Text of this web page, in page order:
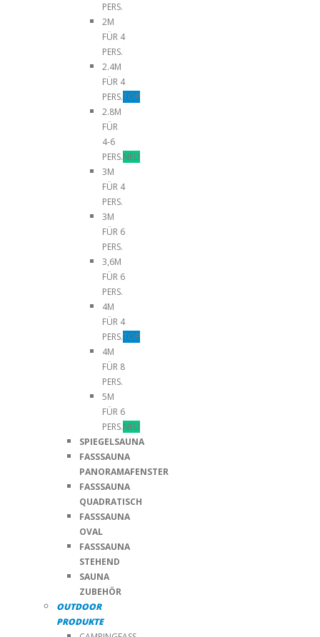
PERS.
2M
FÜR 4
PERS.
2.4M
FÜR 4
PERS.TOP
2.8M
FÜR
4-6
PERS.NEU
3M
FÜR 4
PERS.
3M
FÜR 6
PERS.
3,6M
FÜR 6
PERS.
4M
FÜR 4
PERS.TOP
4M
FÜR 8
PERS.
5M
FÜR 6
PERS.NEU
SPIEGELSAUNA
FASSSAUNA
PANORAMAFENSTER
FASSSAUNA
QUADRATISCH
FASSSAUNA
OVAL
FASSSAUNA
STEHEND
SAUNA
ZUBEHÖR
OUTDOOR
PRODUKTE